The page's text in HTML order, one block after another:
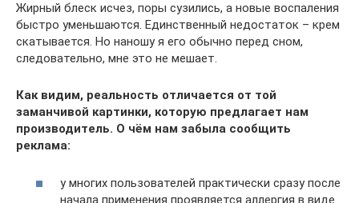
Жирный блеск исчез, поры сузились, а новые воспаления
быстро уменьшаются. Единственный недостаток – крем
скатывается. Но наношу я его обычно перед сном,
следовательно, мне это не мешает.
Как видим, реальность отличается от той
заманчивой картинки, которую предлагает нам
производитель. О чём нам забыла сообщить
реклама:
у многих пользователей практически сразу после
начала применения проявляется аллергия в виде